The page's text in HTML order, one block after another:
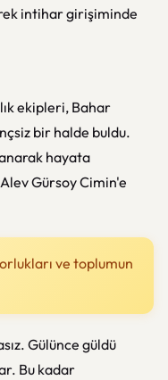
intihar girişiminde
ekipleri, Bahar
bir halde buldu.
hayata
Gürsoy Cimin'e
ve toplumun
Gülünce güldü
Bu kadar